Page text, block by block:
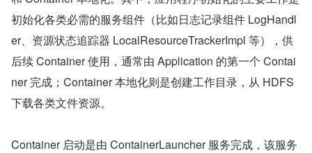
初始化各类必需的服务组件（比如日志记录组件 LogHandl
er、资源状态追踪器 LocalResourceTrackerImpl 等），供
后续 Container 使用，通常由 Application 的第一个 Contai
ner 完成；Container 本地化则是创建工作目录，从 HDFS
下载各类文件资源。
Container 启动是由 ContainerLauncher 服务完成，该服务